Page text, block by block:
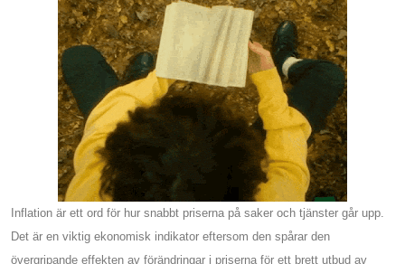
Inflation är ett ord för hur snabbt priserna på saker och tjänster går upp.
Det är en viktig ekonomisk indikator eftersom den spårar den
övergripande effekten av förändringar i priserna för ett brett utbud av